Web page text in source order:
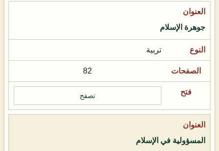
جوهرة الإسلام
تربية
82
تصفح
المسؤولية في الإسلام